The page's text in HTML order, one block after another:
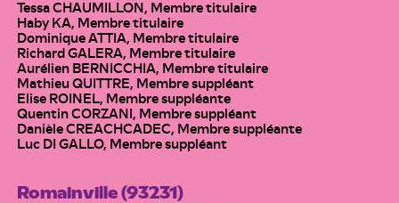
Tessa CHAUMILLON, Membre titulaire
Haby KA, Membre titulaire
Dominique ATTIA, Membre titulaire
Richard GALERA, Membre titulaire
Aurélien BERNICCHIA, Membre titulaire
Mathieu QUITTRE, Membre suppléant
Elise ROINEL, Membre suppléante
Quentin CORZANI, Membre suppléant
Danièle CREACHCADEC, Membre suppléante
Luc DI GALLO, Membre suppléant
Romainville (93231)